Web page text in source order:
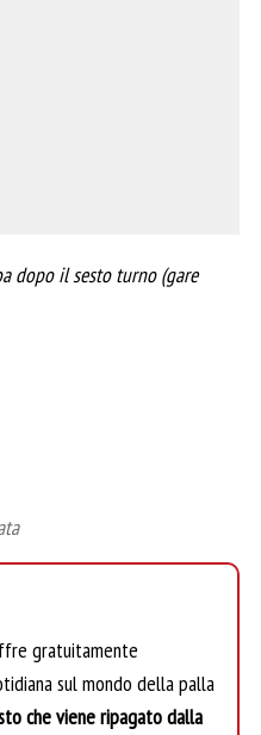
dopo il sesto turno (gare
gratuitamente
sul mondo della palla
che viene ripagato dalla